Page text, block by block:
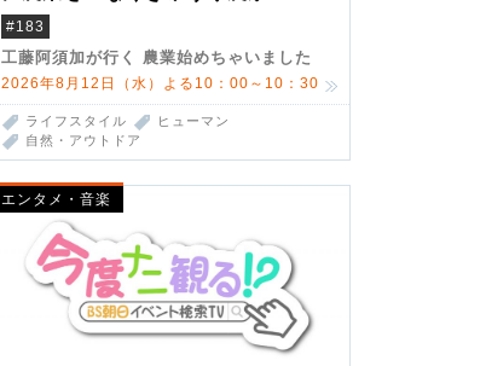
#183
工藤阿須加が行く 農業始めちゃいました
2026年8月12日（水）よる10：00～10：30
ライフスタイル
ヒューマン
自然・アウトドア
エンタメ・音楽